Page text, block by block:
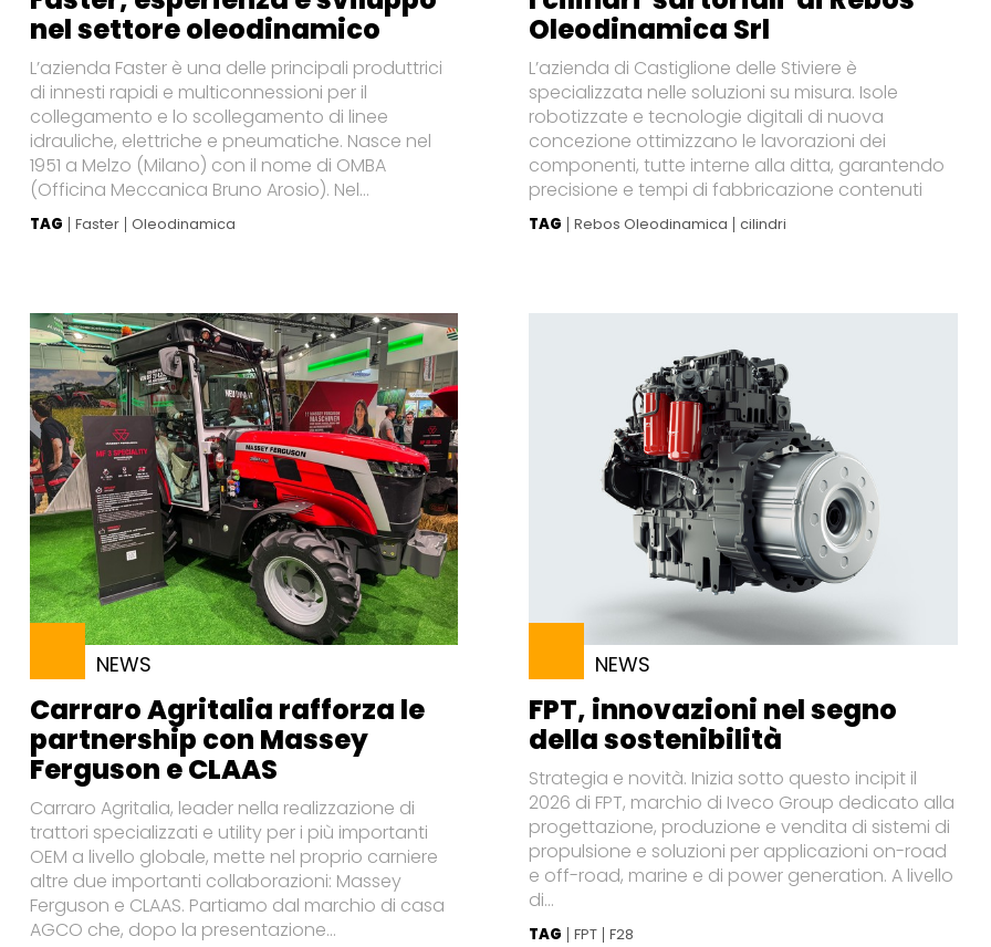
nel settore oleodinamico
L’azienda Faster è una delle principali produttrici
di innesti rapidi e multiconnessioni per il
collegamento e lo scollegamento di linee
idrauliche, elettriche e pneumatiche. Nasce nel
1951 a Melzo (Milano) con il nome di OMBA
(Officina Meccanica Bruno Arosio). Nel...
TAG Faster Oleodinamica
Oleodinamica Srl
L’azienda di Castiglione delle Stiviere è
specializzata nelle soluzioni su misura. Isole
robotizzate e tecnologie digitali di nuova
concezione ottimizzano le lavorazioni dei
componenti, tutte interne alla ditta, garantendo
precisione e tempi di fabbricazione contenuti
TAG Rebos Oleodinamica cilindri
NEWS
Carraro Agritalia rafforza le
partnership con Massey
Ferguson e CLAAS
Carraro Agritalia, leader nella realizzazione di
trattori specializzati e utility per i più importanti
OEM a livello globale, mette nel proprio carniere
altre due importanti collaborazioni: Massey
Ferguson e CLAAS. Partiamo dal marchio di casa
AGCO che, dopo la presentazione...
NEWS
FPT, innovazioni nel segno
della sostenibilità
Strategia e novità. Inizia sotto questo incipit il
2026 di FPT, marchio di Iveco Group dedicato alla
progettazione, produzione e vendita di sistemi di
propulsione e soluzioni per applicazioni on-road
e off-road, marine e di power generation. A livello
di...
TAG FPT F28